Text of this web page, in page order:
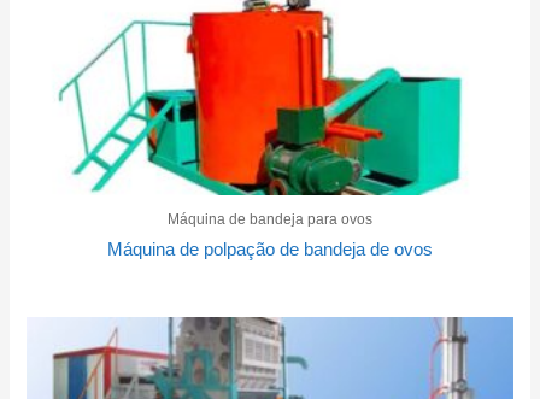
Máquina de bandeja para ovos
Máquina de polpação de bandeja de ovos